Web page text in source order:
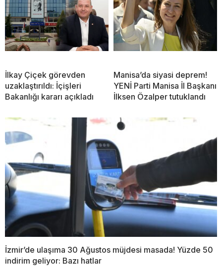
İlkay Çiçek görevden
uzaklaştırıldı: İçişleri
Bakanlığı kararı açıkladı
Manisa’da siyasi deprem!
YENİ Parti Manisa İl Başkanı
İlksen Özalper tutuklandı
İzmir’de ulaşıma 30 Ağustos müjdesi masada! Yüzde 50
indirim geliyor: Bazı hatlar